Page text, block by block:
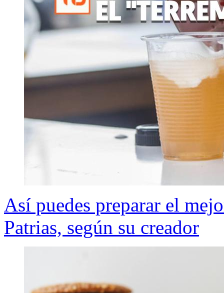
Así puedes preparar el
Patrias, según su creador